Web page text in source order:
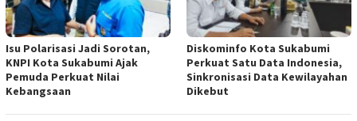
Isu Polarisasi Jadi Sorotan,
KNPI Kota Sukabumi Ajak
Pemuda Perkuat Nilai
Kebangsaan
Diskominfo Kota Sukabumi
Perkuat Satu Data Indonesia,
Sinkronisasi Data Kewilayahan
Dikebut